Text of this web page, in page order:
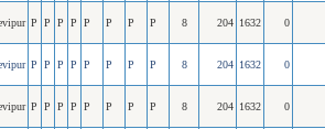
P P P P P P P P 8 204 1632 0
P P P P P P P P 8 204 1632 0
P P P P P P P P 8 204 1632 0